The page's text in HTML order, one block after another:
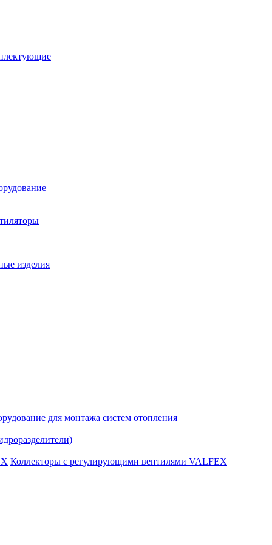
изделия
для монтажа систем отопления
Коллекторы с регулирующими вентилями VALFEX